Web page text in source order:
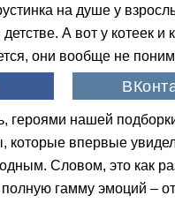
на душе у
А вот у котеек
они вообще не
героями нашей
впервые
Словом, это как
гамму эмоций –